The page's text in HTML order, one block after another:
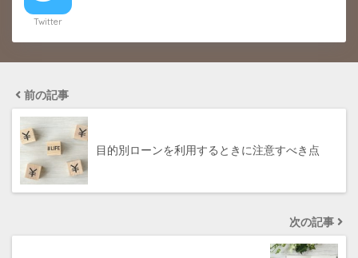
Twitter
前の記事
目的別ローンを利用するときに注意すべき点
次の記事